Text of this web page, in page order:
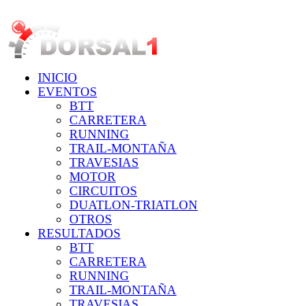
INICIO
EVENTOS
BTT
CARRETERA
RUNNING
TRAIL-MONTAÑA
TRAVESIAS
MOTOR
CIRCUITOS
DUATLON-TRIATLON
OTROS
RESULTADOS
BTT
CARRETERA
RUNNING
TRAIL-MONTAÑA